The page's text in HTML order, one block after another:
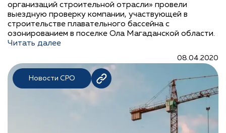
организаций строительной отрасли» провели
выездную проверку компании, участвующей в
строительстве плавательного бассейна с
озонированием в поселке Ола Магаданской области.
Читать далее
08.04.2020
Новости СРО